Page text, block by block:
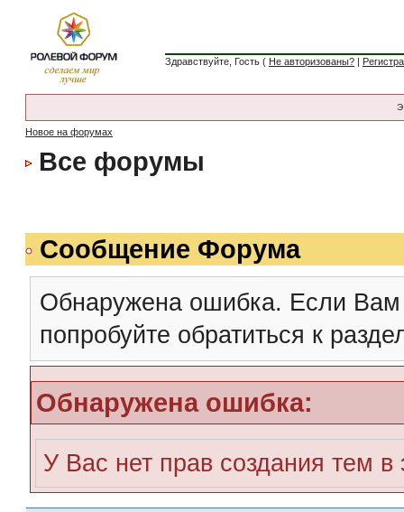
Здравствуйте, Гость ( Не авторизованы? |
Новое на форумах
Все форумы
Сообщение Форума
Обнаружена ошибка. Если
попробуйте обратиться к
Обнаружена ошибка:
У Вас нет прав создания тем